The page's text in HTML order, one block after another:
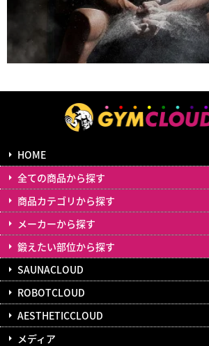
HOME
全ての商品から探す
商品カテゴリから探す
メーカーから探す
鍛えたい部位から探す
SAUNACLOUD
ROBOTCLOUD
AESTHETICCLOUD
メディア